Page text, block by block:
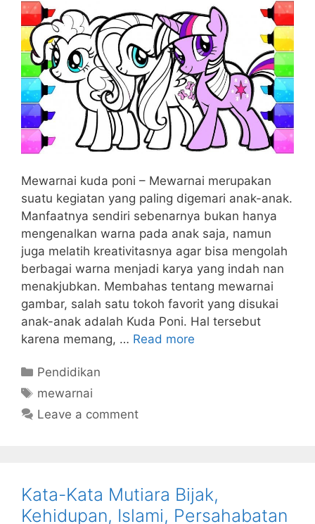
Mewarnai kuda poni – Mewarnai merupakan
suatu kegiatan yang paling digemari anak-anak.
Manfaatnya sendiri sebenarnya bukan hanya
mengenalkan warna pada anak saja, namun
juga melatih kreativitasnya agar bisa mengolah
berbagai warna menjadi karya yang indah nan
menakjubkan. Membahas tentang mewarnai
gambar, salah satu tokoh favorit yang disukai
anak-anak adalah Kuda Poni. Hal tersebut
karena memang, … Read more
Categories
Pendidikan
Tags
mewarnai
Leave a comment
Kata-Kata Mutiara Bijak,
Kehidupan, Islami, Persahabatan